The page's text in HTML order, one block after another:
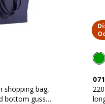
shopping bag,
bottom gusset